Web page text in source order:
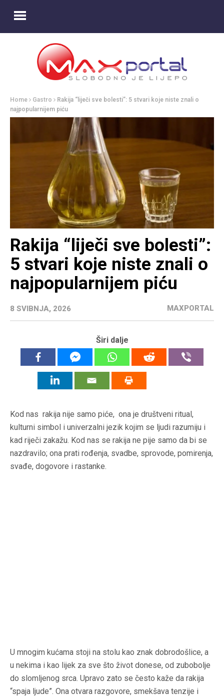
Home Gastro
Rakija “liječi sve bolesti”: 5 stvari koje niste znali o
najpopularnijem piću
Rakija “liječi sve bolesti”:
5 stvari koje niste znali o
najpopularnijem piću
8 SVIBNJA, 2026 MAXPORTAL
Širi dalje
Kod nas rakija nije samo piće, ona je društveni ritual,
kulturni simbol i univerzalni jezik kojim se ljudi razumiju i
kad riječi zakažu. Kod nas se rakija ne pije samo da bi se
nazdravilo; ona prati rođenja, svadbe, sprovode, pomirenja,
svađe, dogovore i rastanke.
U mnogim kućama stoji na stolu kao znak dobrodošlice, a
u nekima i kao lijek za sve što život donese, od zubobolje
do slomljenog srca. Upravo zato se često kaže da rakija
“spaja ljude”. Ona otvara razgovore, smekšava tenzije i